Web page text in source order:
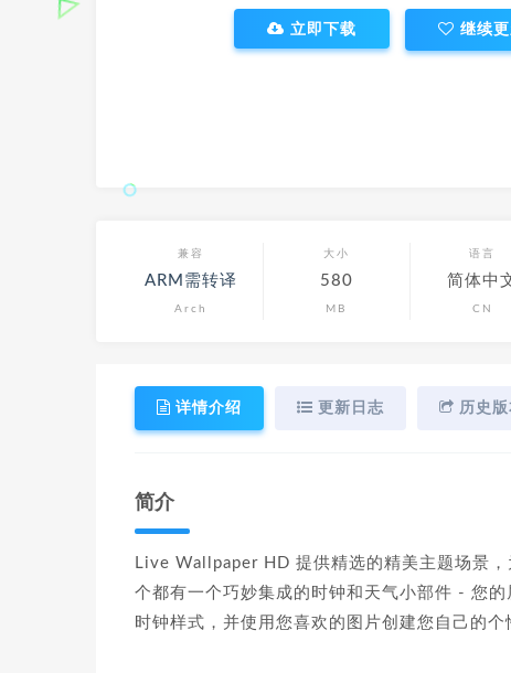
立即下载 继续
兼容
ARM需转译
Arch
大小
580
MB
语言
简体中
CN
详情介绍 更新日志 历史版
简介
Live Wallpaper HD 提供精选的精美主题场景
个都有一个巧妙集成的时钟和天气小部件 - 您
时钟样式，并使用您喜欢的图片创建您自己的个